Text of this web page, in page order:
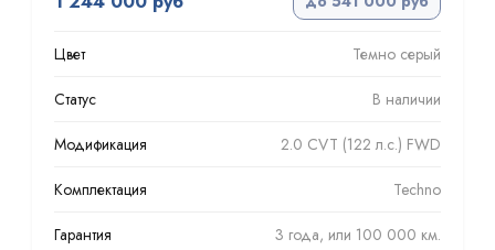
Цвет Темно серый
Статус В наличии
Модификация 2.0 CVT (122 л.с.) FWD
Комплектация Techno
Гарантия 3 года, или 100 000 км.